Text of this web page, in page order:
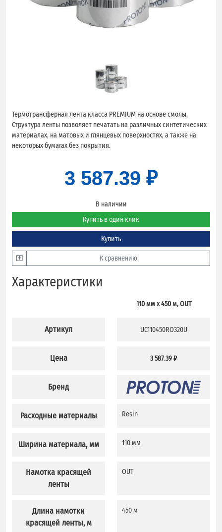
Термотрансферная лента класса PREMIUM на основе смолы.
Структура ленты позволяет печатать на различных синтетических
материалах, на матовых и глянцевых поверхностях, а также на
некоторых бумагах без покрытия.
3 587.39 ₽
В наличии
Купить в один клик
Купить
К сравнению
Характеристики
Артикул
Цена
Бренд
Расходные материалы
Ширина материала, мм
Намотка красящей
ленты
Длина намотки
красящей ленты, м
110 мм х 450 м, OUT
UC110450RO320U
3 587.39 ₽
Resin
110 мм
OUT
450 м